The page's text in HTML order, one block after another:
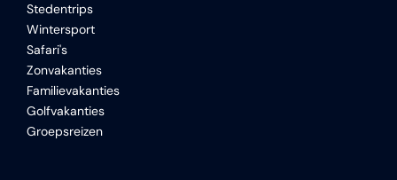
Stedentrips
Wintersport
Safari's
Zonvakanties
Familievakanties
Golfvakanties
Groepsreizen